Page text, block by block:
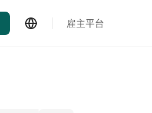
雇主平台